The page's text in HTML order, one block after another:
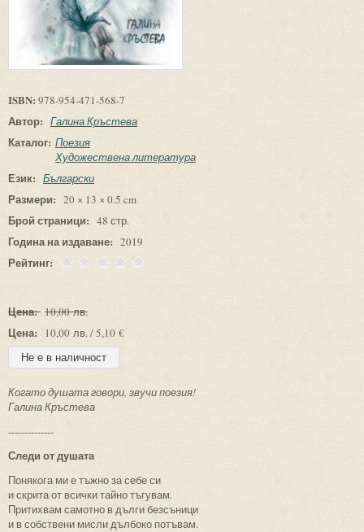
ISBN: 978-954-471-568-7
Автор: Галина Кръстева
Каталог: Поезия
Художествена литература
Език: Български
Размери: 20 × 13 × 0.5 cm
Брой страници: 48 стр.
Година на издаване: 2019
Рейтинг:
Цена: 10,00 лв.
Цена: 10,00 лв. / 5,10 €
Когато душата говори, звучи поезия!
Галина Кръстева
--------------
Следи от душата
Понякога ми е тъжно за себе си
и скрита от всички тайно тъгувам.
Притихвам самотно в дълги безсъници
и в собствени мисли дълбоко потъвам.